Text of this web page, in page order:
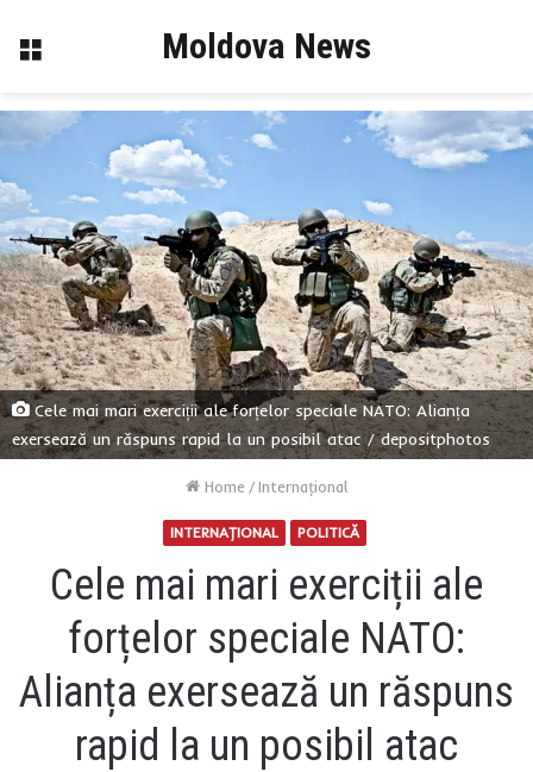
Menu Moldova News
Cele mai mari exerciții ale forțelor speciale NATO: Alianța
exersează un răspuns rapid la un posibil atac / depositphotos
Home / Internaţional
INTERNAŢIONAL POLITICĂ
Cele mai mari exerciții ale
forțelor speciale NATO:
Alianța exersează un răspuns
rapid la un posibil atac